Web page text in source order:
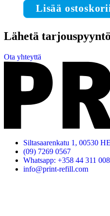
Lisää
Lähetä tarjouspyyntö
Ota yhteyttä
Siltasaarenkatu 1, 00530
(09) 7269 0567
Whatsapp: +358 44 311
info@print-refill.com